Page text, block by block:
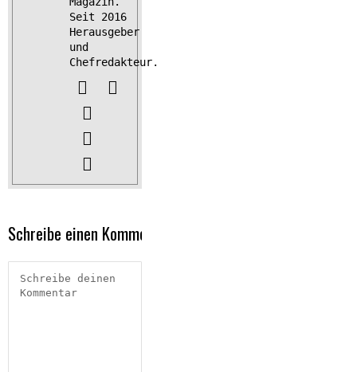
Seit 2016
Herausgeber
und
Chefredakteur.
Schreibe einen Kommentar